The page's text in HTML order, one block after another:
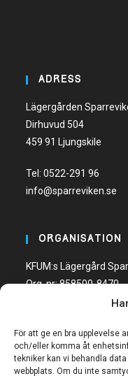
För att ge en bra upplevelse
och/eller komma åt
tekniker kan vi behandla
webbplats. Om du inte
ADRESS
Lägergården
Dirhuvud 504
459 91 Ljungskile
Tel:0522-291 96
info@sparreviken.se
ORGANISATION
KFUM:s Lägergård
Org. nr: 858500-8470